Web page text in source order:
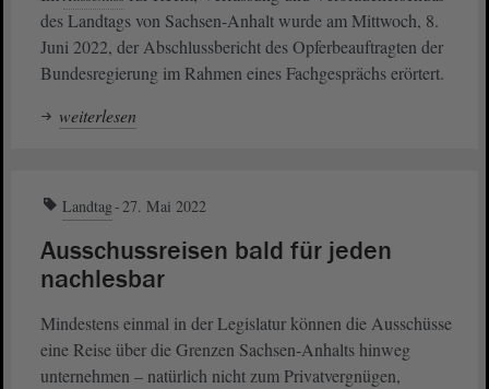
des Landtags von Sachsen-Anhalt wurde am Mittwoch, 8.
Juni 2022, der Abschlussbericht des Opferbeauftragten der
Bundesregierung im Rahmen eines Fachgesprächs erörtert.
weiterlesen
Landtag 27. Mai 2022
Ausschussreisen bald für jeden
nachlesbar
Mindestens einmal in der Legislatur können die Ausschüsse
eine Reise über die Grenzen Sachsen-Anhalts hinweg
unternehmen – natürlich nicht zum Privatvergnügen,